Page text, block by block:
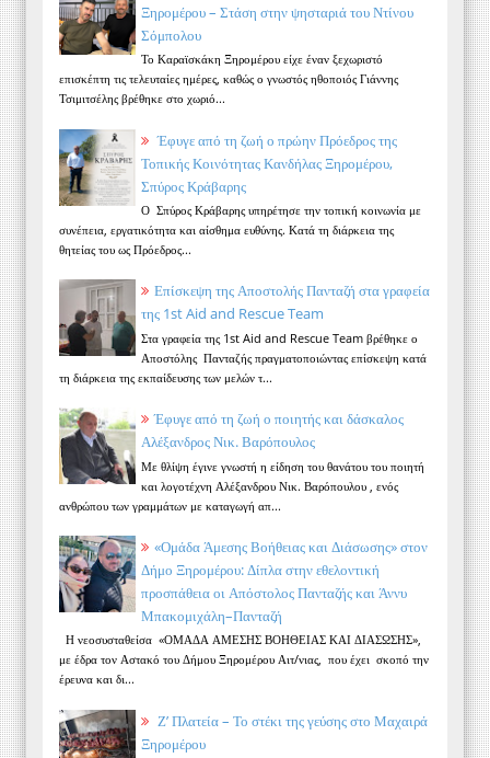
Ξηρομέρου – Στάση στην ψησταριά του Ντίνου
Σόμπολου
Το Καραϊσκάκη Ξηρομέρου είχε έναν ξεχωριστό
επισκέπτη τις τελευταίες ημέρες, καθώς ο γνωστός ηθοποιός Γιάννης
Τσιμιτσέλης βρέθηκε στο χωριό...
Έφυγε από τη ζωή ο πρώην Πρόεδρος της
Τοπικής Κοινότητας Κανδήλας Ξηρομέρου,
Σπύρος Κράβαρης
Ο Σπύρος Κράβαρης υπηρέτησε την τοπική κοινωνία με
συνέπεια, εργατικότητα και αίσθημα ευθύνης. Κατά τη διάρκεια της
θητείας του ως Πρόεδρος...
Επίσκεψη της Αποστολής Πανταζή στα γραφεία
της 1st Aid and Rescue Team
Στα γραφεία της 1st Aid and Rescue Team βρέθηκε ο
Αποστόλης Πανταζής πραγματοποιώντας επίσκεψη κατά
τη διάρκεια της εκπαίδευσης των μελών τ...
Έφυγε από τη ζωή ο ποιητής και δάσκαλος
Αλέξανδρος Νικ. Βαρόπουλος
Με θλίψη έγινε γνωστή η είδηση του θανάτου του ποιητή
και λογοτέχνη Αλέξανδρου Νικ. Βαρόπουλου , ενός
ανθρώπου των γραμμάτων με καταγωγή απ...
«Ομάδα Άμεσης Βοήθειας και Διάσωσης» στον
Δήμο Ξηρομέρου: Δίπλα στην εθελοντική
προσπάθεια οι Απόστολος Πανταζής και Άννυ
Μπακομιχάλη–Πανταζή
Η νεοσυσταθείσα «ΟΜΑΔΑ ΑΜΕΣΗΣ ΒΟΗΘΕΙΑΣ ΚΑΙ ΔΙΑΣΩΣΗΣ»,
με έδρα τον Αστακό του Δήμου Ξηρομέρου Αιτ/νιας, που έχει σκοπό την
έρευνα και δι...
Ζ’ Πλατεία – Το στέκι της γεύσης στο Μαχαιρά
Ξηρομέρου